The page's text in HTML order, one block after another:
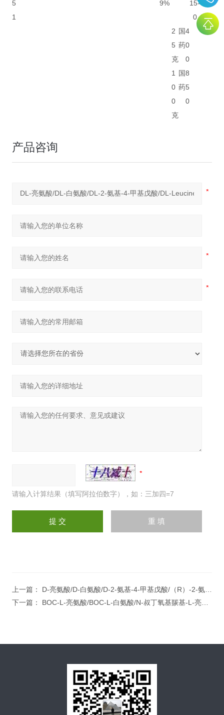
5
1
9%
15-
0 RT
2
5
克
国
药
4
0
0
1
0
0
克
国
药
8
5
0
产品咨询
请输入计算结果（填写阿拉伯数字），如：三加四=7
上一篇： D-亮氨酸/D-白氨酸/D-2-氨基-4-甲基戊酸/（R）-2-氨基-4-甲基戊酸/D-Leucin
下一篇： BOC-L-亮氨酸/BOC-L-白氨酸/N-叔丁氧基羰基-L-亮氨酸/BOC-L-Leucine